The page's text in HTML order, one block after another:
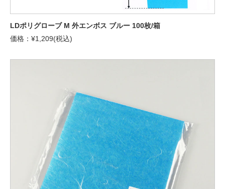
LDポリグローブ M 外エンボス ブルー 100枚/箱
価格：¥1,209(税込)